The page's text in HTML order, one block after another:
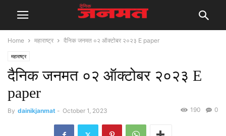
Home महाराष्ट्र दैनिक जनमत ०२ ऑक्टोबर २०२३ E paper
महाराष्ट्र
दैनिक जनमत ०२ ऑक्टोबर २०२३ E
paper
By dainikjanmat - October 1, 2023 0
190